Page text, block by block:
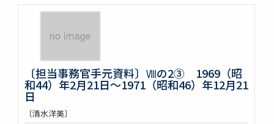
〔担当事務官手元資料〕Ⅷの2③ 1969（昭
和44）年2月21日～1971（昭和46）年12月21
日
〔清水洋美〕